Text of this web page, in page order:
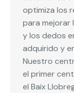
optimiza los
para mejorar
y los dedos
adquirido y
Nuestro
el primer
el Baix